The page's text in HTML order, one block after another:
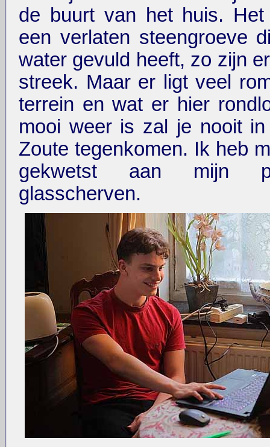
de buurt van het huis.
een verlaten steengroeve
water gevuld heeft, zo zijn
streek. Maar er ligt veel
terrein en wat er hier
mooi weer is zal je nooit in
Zoute tegenkomen. Ik heb
gekwetst aan mijn
glasscherven.